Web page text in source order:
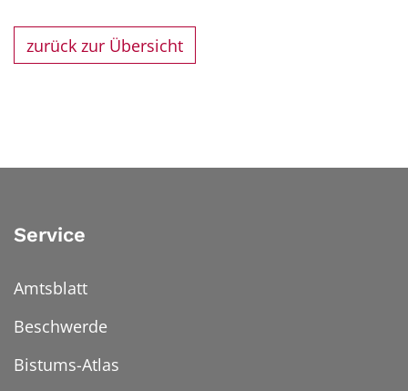
zurück zur Übersicht
Service
Amtsblatt
Beschwerde
Bistums-Atlas